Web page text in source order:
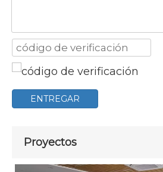
ENTREGAR
Proyectos